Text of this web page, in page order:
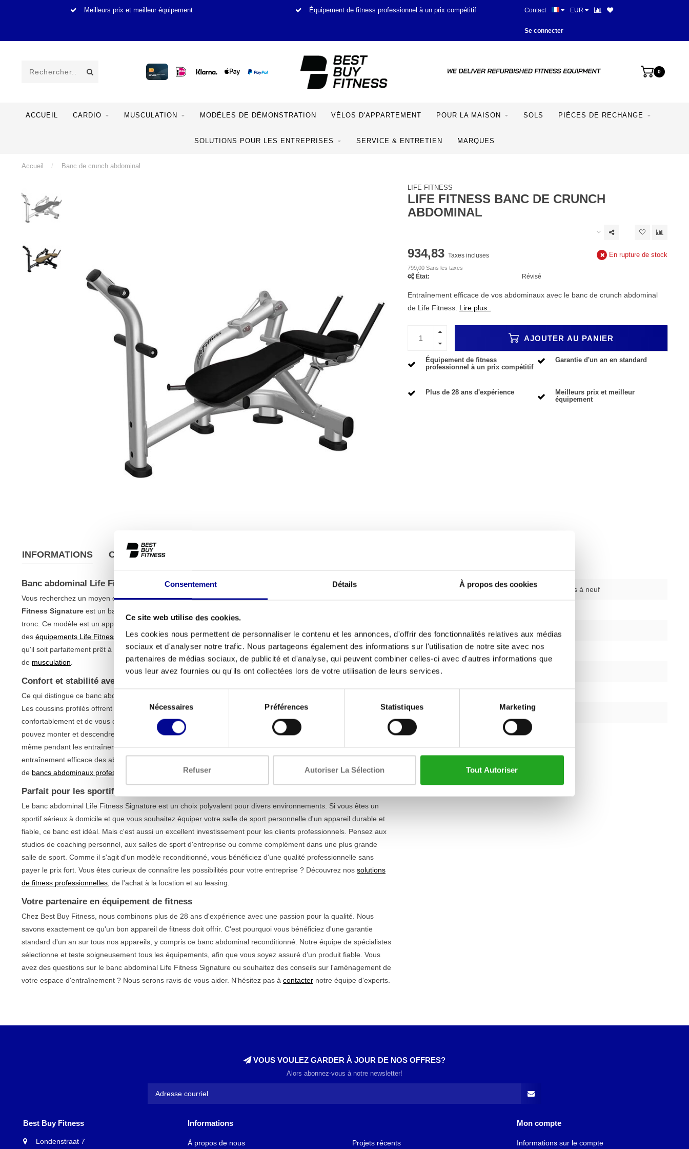
Consentement Détails À propos des cookies
Ce site web utilise des cookies.
Les cookies nous permettent de personnaliser le contenu et les annonces, d'offrir des fonctionnalités relatives aux médias
sociaux et d'analyser notre trafic. Nous partageons également des informations sur l'utilisation de notre site avec nos
partenaires de médias sociaux, de publicité et d'analyse, qui peuvent combiner celles-ci avec d'autres informations que
vous leur avez fournies ou qu'ils ont collectées lors de votre utilisation de leurs services.
Sélection
consentement
Nécessaires Préférences Statistiques Marketing
Refuser Autoriser La Sélection Tout Autoriser
Meilleurs prix et meilleur équipement Équipement de fitness professionnel à un prix compétitif Contact EUR
Se connecter
0
ACCUEIL CARDIO MUSCULATION MODÈLES DE DÉMONSTRATION VÉLOS D'APPARTEMENT POUR LA MAISON SOLS PIÈCES DE RECHANGE
SOLUTIONS POUR LES ENTREPRISES SERVICE & ENTRETIEN MARQUES
Accueil / Banc de crunch abdominal
LIFE FITNESS
LIFE FITNESS BANC DE CRUNCH
ABDOMINAL
934,83 Taxes incluses
799,00 Sans les taxes
En rupture de stock
État: Révisé
Entraînement efficace de vos abdominaux avec le banc de crunch abdominal
de Life Fitness. Lire plus..
AJOUTER AU PANIER
Équipement de fitness
professionnel à un prix compétitif
Garantie d'un an en standard
Plus de 28 ans d'expérience
Meilleurs prix et meilleur
équipement
INFORMATIONS CONDITIONS D'EXPÉDITION
Banc abdominal Life Fitness Signature
Vous recherchez un moyen efficace et confortable d'entraîner vos abdominaux ? Lebanc abdominal Life
Fitness Signature est un banc professionnel spécialement conçu pour un entraînement ciblé et ergonomique du
tronc. Ce modèle est un appareil entièrement reconditionné, ce qui signifie que vous obtenez la qualité supérieure
des équipements Life Fitness
à un prix très juste. Nos experts ont soigneusement vérifié et testé ce banc, afin
qu'il soit parfaitement prêt à l'emploi, aussi bien pour un usage domestique que pour votre espace professionnel
de musculation
Confort et stabilité avec le banc abdominal Life Fitness Signature
Ce qui distingue ce banc abdominal, c'est sa conception intelligente axée sur la facilité d'utilisation et les résultats.
Les coussins profilés offrent un excellent soutien pour votre dos, vous permettant de vous entraîner
confortablement et de vous concentrer pleinement sur la bonne exécution. Grâce aux doubles poignées, vous
pouvez monter et descendre facilement et en toute sécurité. Le cadre robuste garantit une
même pendant les entraînements les plus intenses. L'angle d'inclinaison fixe est parfaitement choisi pour un
entraînement efficace des abdominaux supérieurs et inférieurs. N'hésitez pas à consulter notre gamme complète
de bancs abdominaux professionnels pour trouver celui qui correspond le mieux à vos objectifs.
Parfait pour les sportifs à domicile et les salles de sport professionnelles
Le banc abdominal Life Fitness Signature est un choix polyvalent pour divers environnements. Si vous êtes un
sportif sérieux à domicile et que vous souhaitez équiper votre salle de sport personnelle d'un appareil durable et
fiable, ce banc est idéal. Mais c'est aussi un excellent investissement pour les clients professionnels. Pensez aux
studios de coaching personnel, aux salles de sport d'entreprise ou comme complément dans une plus grande
salle de sport. Comme il s'agit d'un modèle reconditionné, vous bénéficiez d'une qualité professionnelle sans
payer le prix fort. Vous êtes curieux de connaître les possibilités pour votre entreprise ? Découvrez nos solutions
de fitness professionnelles , de l'achat à la location et au leasing.
Votre partenaire en équipement de fitness
Chez Best Buy Fitness, nous combinons plus de 28 ans d'expérience avec une passion pour la qualité. Nous
savons exactement ce qu'un bon appareil de fitness doit offrir. C'est pourquoi vous bénéficiez d'une garantie
standard d'un an sur tous nos appareils, y compris ce banc abdominal reconditionné. Notre équipe de spécialistes
sélectionne et teste soigneusement tous les équipements, afin que vous soyez assuré d'un produit fiable. Vous
avez des questions sur le banc abdominal Life Fitness Signature ou souhaitez des conseils sur l'aménagement de
votre espace d'entraînement ? Nous serons ravis de vous aider. N'hésitez pas à contacter notre équipe d'experts.
Condition physique d'occasion remis à neuf
Largeur 112 cm
Hauteur 81 cm
Couleur
Poids maximal supporté 272 kg
Contenu fer
VOUS VOULEZ GARDER À JOUR DE NOS OFFRES?
Alors abonnez-vous à notre newsletter!
Best Buy Fitness
Londenstraat 7
Informations
À propos de nous Projets récents
Mon compte
Informations sur le compte